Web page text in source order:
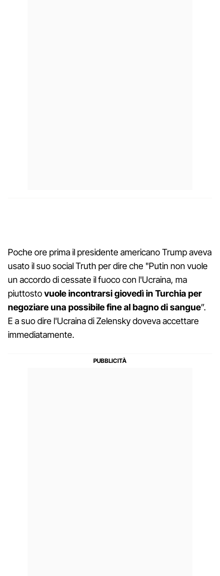
Poche ore prima il presidente americano Trump aveva
usato il suo social Truth per dire che "Putin non vuole
un accordo di cessate il fuoco con l'Ucraina, ma
piuttostovuole incontrarsi giovedì in Turchia per
negoziare una possibile fine al bagno di sangue”.
E a suo dire l'Ucraina di Zelensky doveva accettare
immediatamente.